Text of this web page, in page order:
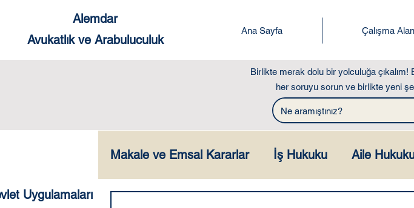
Alemdar
Avukatlık ve Arabuluculuk
Ana Sayfa Çalışma
Birlikte merak dolu bir yolculuğa çıkalım!
her soruyu sorun ve birlikte yeni
Uygulamaları
Makale ve Emsal Kararlar İş Hukuku Aile